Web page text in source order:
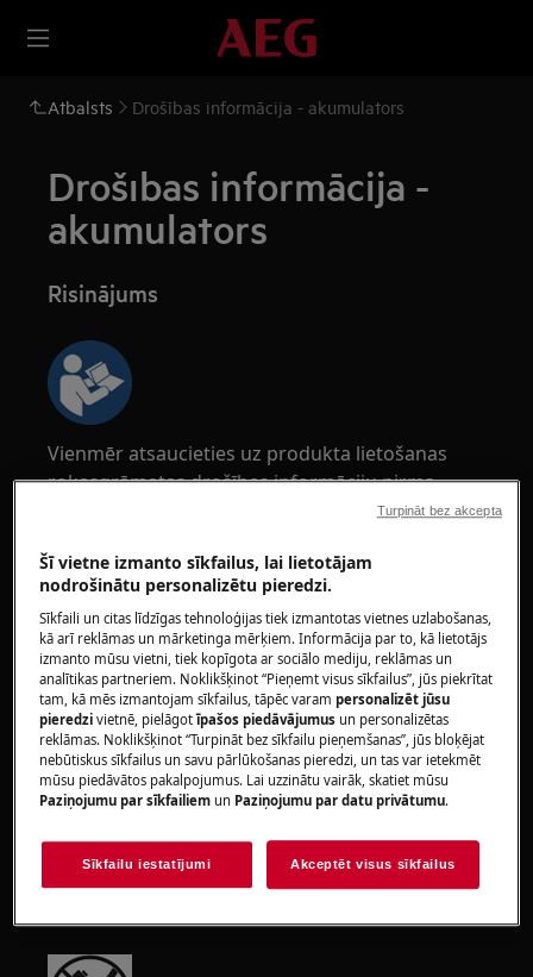
Atbalsts Drošības informācija - akumulators
Drošības informācija -
akumulators
Risinājums
Vienmēr atsaucieties uz produkta lietošanas
rokasgrāmatas drošības informāciju pirms
jebkādas remonta vai apkopes darbības.
UZMANĪBU!UGUNS BĪSTAMĪBA
Nepakļaujiet akumulatoru liesmām, dzirksteļiem
vai tiešiem saules stariem. Uzglabājiet
Šī vietne izmanto sīkfailus, lai lietotājam
nodrošinātu personalizētu pieredzi.
Sīkfaili un citas līdzīgas tehnoloģijas tiek izmantotas vietnes uzlabošanas,
kā arī reklāmas un mārketinga mērķiem. Informācija par to, kā lietotājs
izmanto mūsu vietni, tiek kopīgota ar sociālo mediju, reklāmas un
analītikas partneriem. Noklikšķinot “Pieņemt visus sīkfailus”, jūs piekrītat
tam, kā mēs izmantojam sīkfailus, tāpēc varampersonalizēt jūsu
pieredzivietnē, pielāgotīpašos piedāvājumus un personalizētas
reklāmas. Noklikšķinot “Turpināt bez sīkfailu pieņemšanas”, jūs bloķējat
nebūtiskus sīkfailus un savu pārlūkošanas pieredzi, un tas var ietekmēt
mūsu piedāvātos pakalpojumus. Lai uzzinātu vairāk, skatiet mūsu
Paziņojumu par sīkfailiem un Paziņojumu par datu privātumu.
Sīkfailu iestatījumi Akceptēt visus sīkfailus
Turpināt bez akcepta